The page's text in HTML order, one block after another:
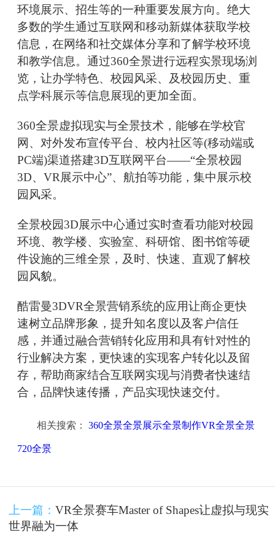
环境展示、招生等的一种重要发展方向。绝大
多数的学生通过互联网和移动新媒体获取学校
信息，在网络和社交媒体分享和了解学校环境
和教学信息。通过360全景进行远程实景现场浏
览，让办学特色、校园风采、及校园历史、重
点学科展示等信息展现的更加全面。
360全景虚拟现实与全景技术，能够在学校官
网、对外发布宣传平台、校内社区等(移动端或
PC端)渠道搭建3D互联网平台——“全景校园
3D、VR展示中心”、航拍等功能，集中展示校
园风采。
全景校园3D展示中心通过实时查看功能对校园
环境、教学楼、实验室、科研馆、图书馆等硬
件设施的三维全景，及时、快速、直观了解校
园风貌。
酷雷曼3DVR全景营销系统的应用让商企更快
速树立品牌形象，提升知名度以及客户信任
感，并通过融合营销转化应用和具有针对性的
行业解决方案，更快速的实现客户转化以及留
存，帮助商家结合互联网实现与消费者快速结
合，品牌快速传播，产品实现快速交付。
相关搜索： 360全景全景展示全景制作VR全景全景
720全景
上一篇： VR全景赛车Master of Shapes让虚拟与现实
世界融为一体